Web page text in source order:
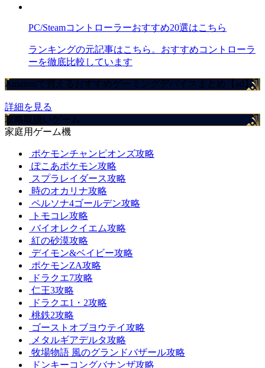
PC/Steamコントローラーおすすめ20選はこちら
ランキングの元記事はこちら。おすすめコントローラ
ーを徹底比較しています
Amazonで買えるおすすめゲーミングデバイスまとめ【ad】
詳細を見る
攻略取扱いゲーム
家庭用ゲーム機
ポケモンチャンピオンズ攻略
ぽこあポケモン攻略
スプラレイダース攻略
時のオカリナ攻略
ペルソナ4ゴールデン攻略
トモコレ攻略
バイオレクイエム攻略
紅の砂漠攻略
デイモン&ベイビー攻略
ポケモンZA攻略
ドラクエ7攻略
仁王3攻略
ドラクエ1・2攻略
桃鉄2攻略
ゴーストオブヨウテイ攻略
メタルギアデルタ攻略
牧場物語 風のグランドバザール攻略
ドンキーコングバナンザ攻略